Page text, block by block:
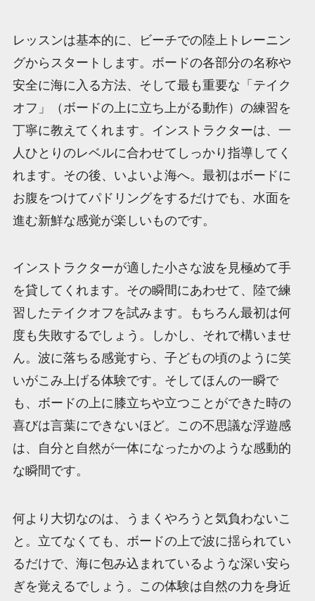
レッスンは基本的に、ビーチでの陸上トレーニン
グからスタートします。ボードの各部分の名称や
安全に海に入る方法、そして最も重要な「テイク
オフ」（ボードの上に立ち上がる動作）の練習を
丁寧に教えてくれます。インストラクターは、一
人ひとりのレベルに合わせてしっかり指導してく
れます。その後、いよいよ海へ。最初はボードに
お腹をつけてパドリングをするだけでも、水面を
進む新鮮な感覚が楽しいものです。
インストラクターが適した小さな波を見極めて手
を貸してくれます。その瞬間にあわせて、陸で練
習したテイクオフを試みます。もちろん最初は何
度も失敗するでしょう。しかし、それで構いませ
ん。波に落ちる感覚すら、子どもの頃のように笑
いがこみ上げる体験です。そしてほんの一瞬で
も、ボードの上に膝立ちや立つことができた時の
喜びは言葉にできないほど。この不思議な浮遊感
は、自分と自然が一体になったかのような感動的
な瞬間です。
何より大切なのは、うまくやろうと気負わないこ
と。立てなくても、ボードの上で波に揺られてい
るだけで、海に包み込まれているような深い安ら
ぎを覚えるでしょう。この体験は自然の力を身近